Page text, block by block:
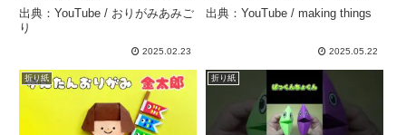
て～その1367 ゆっくり
の動画が欲しいときはコメ
ント欄で教えてください #
りがみあみごり
出典：YouTube / おりがみあみご
り
2025.02.23
making things
出典：YouTube / making things
2025.05.22
折り紙 折り紙